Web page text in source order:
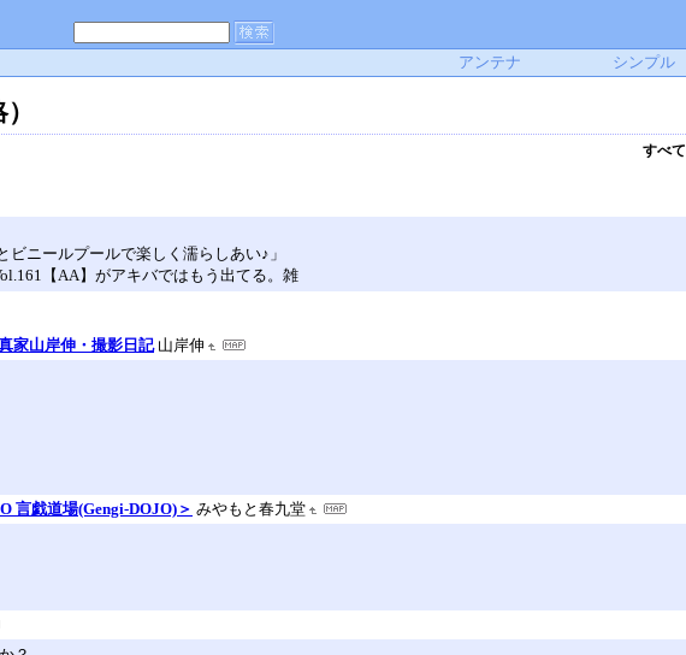
アンテナ シンプル
すべて
ニールプールで楽しく濡らしあい♪」
【AA】がアキバではもう出てる。雑
家山岸伸・撮影日記 山岸伸
言戯道場(Gengi-DOJO)＞ みやもと春九堂